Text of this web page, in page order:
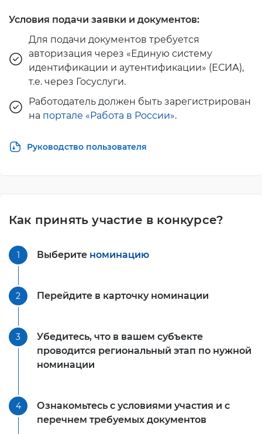
Условия подачи заявки и документов:
Для подачи документов требуется
авторизация через «Единую систему
идентификации и аутентификации» (ЕСИА),
т.е. через Госуслуги.
Работодатель должен быть зарегистрирован
на портале «Работа в России».
Руководство пользователя
Как принять участие в конкурсе?
1 Выберите номинацию
2 Перейдите в карточку номинации
3
Убедитесь, что в вашем субъекте
проводится региональный этап по нужной
номинации
4
Ознакомьтесь с условиями участия и с
перечнем требуемых документов